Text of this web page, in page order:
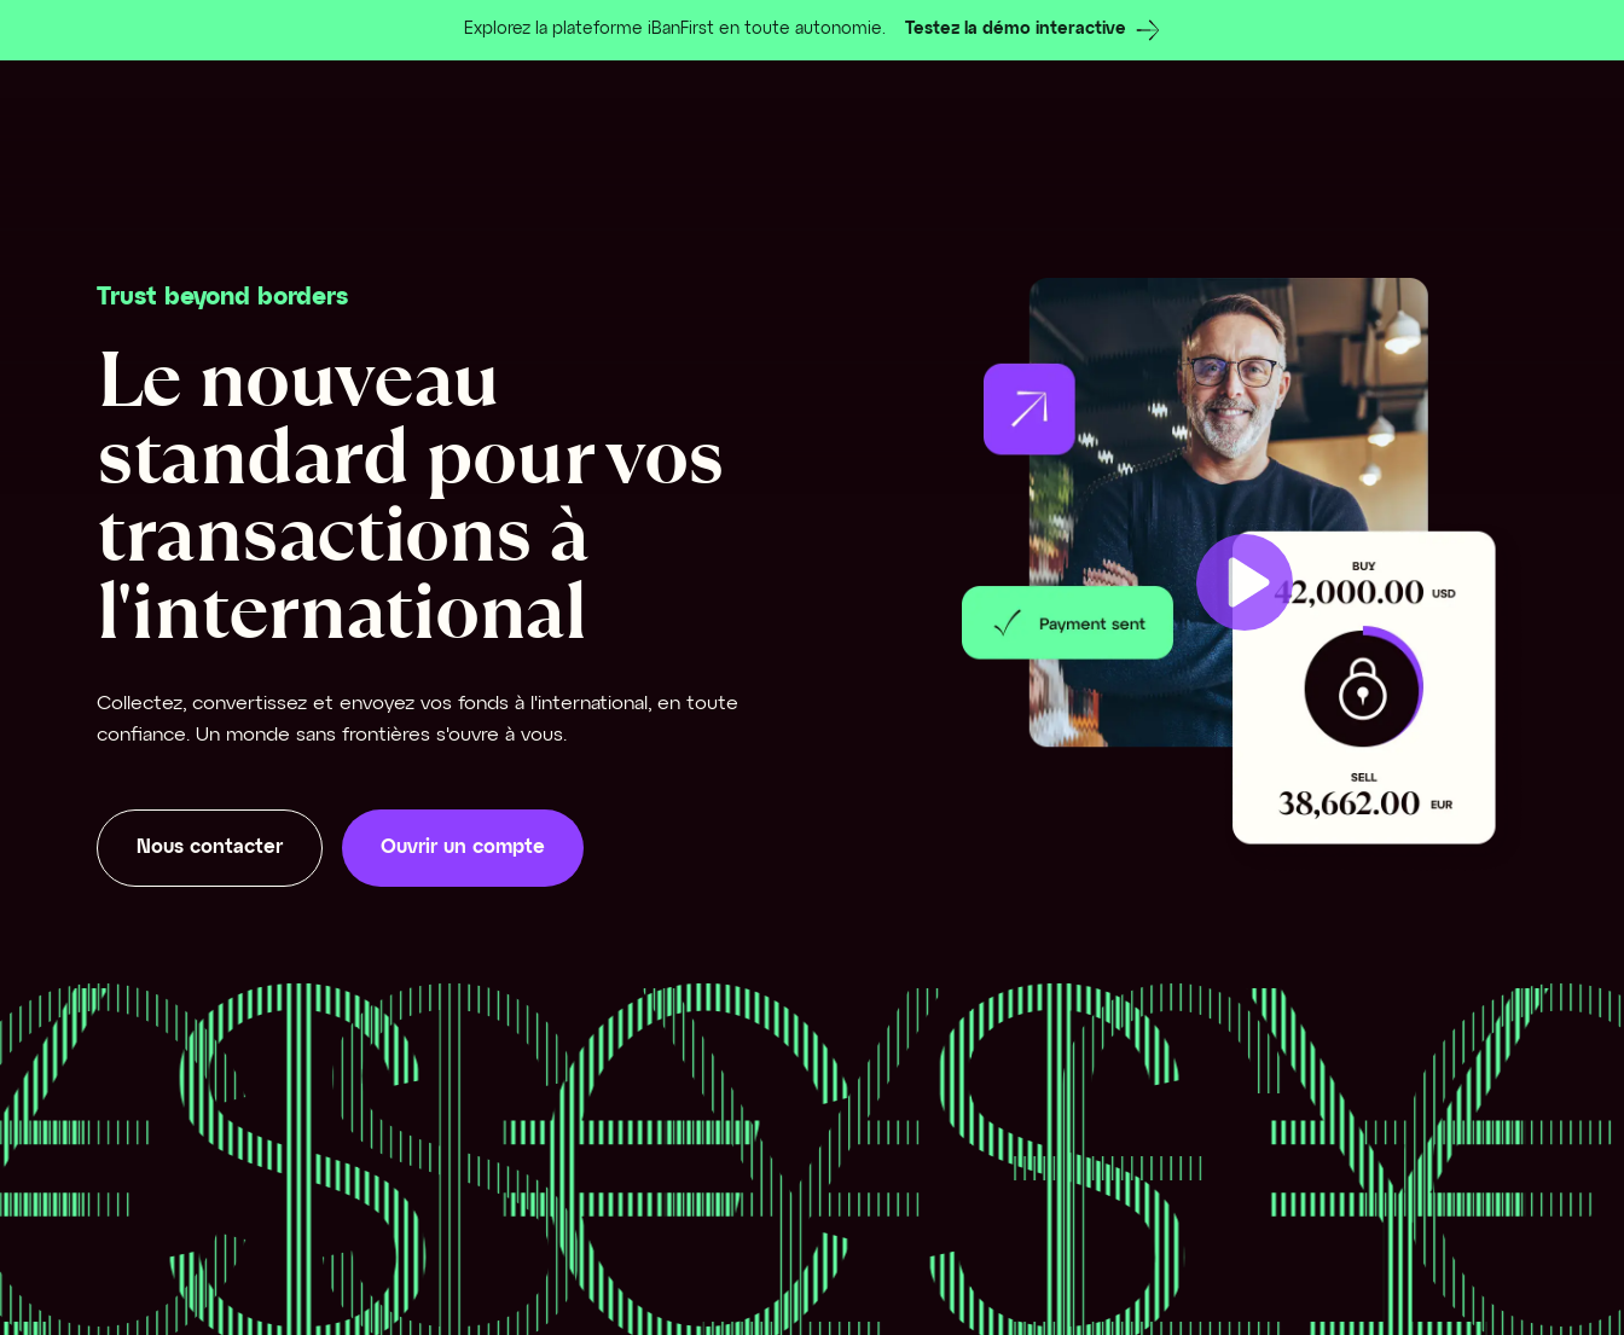
Explorez la plateforme iBanFirst en toute autonomie. Testez la démo interactive
Trust beyond borders
Le nouveau
standard pour vos
transactions à
l'international
Collectez, convertissez et envoyez vos fonds à l'international, en toute
confiance. Un monde sans frontières s'ouvre à vous.
Nous contacter Ouvrir un compte
Ouvrir un compte